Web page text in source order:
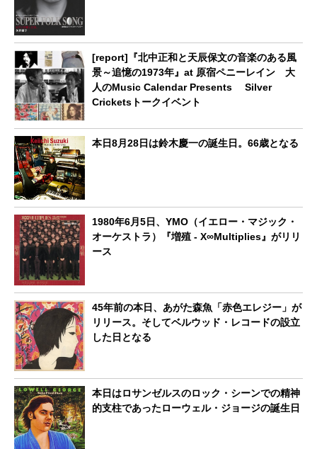
[report]『北中正和と天辰保文の音楽のある風
景～追憶の1973年』at 原宿ペニーレイン 大
人のMusic Calendar Presents Silver
Cricketsトークイベント
本日8月28日は鈴木慶一の誕生日。66歳となる
1980年6月5日、YMO（イエロー・マジック・
オーケストラ）『増殖 - X∞Multiplies』がリリ
ース
45年前の本日、あがた森魚「赤色エレジー」が
リリース。そしてベルウッド・レコードの設立
した日となる
本日はロサンゼルスのロック・シーンでの精神
的支柱であったローウェル・ジョージの誕生日